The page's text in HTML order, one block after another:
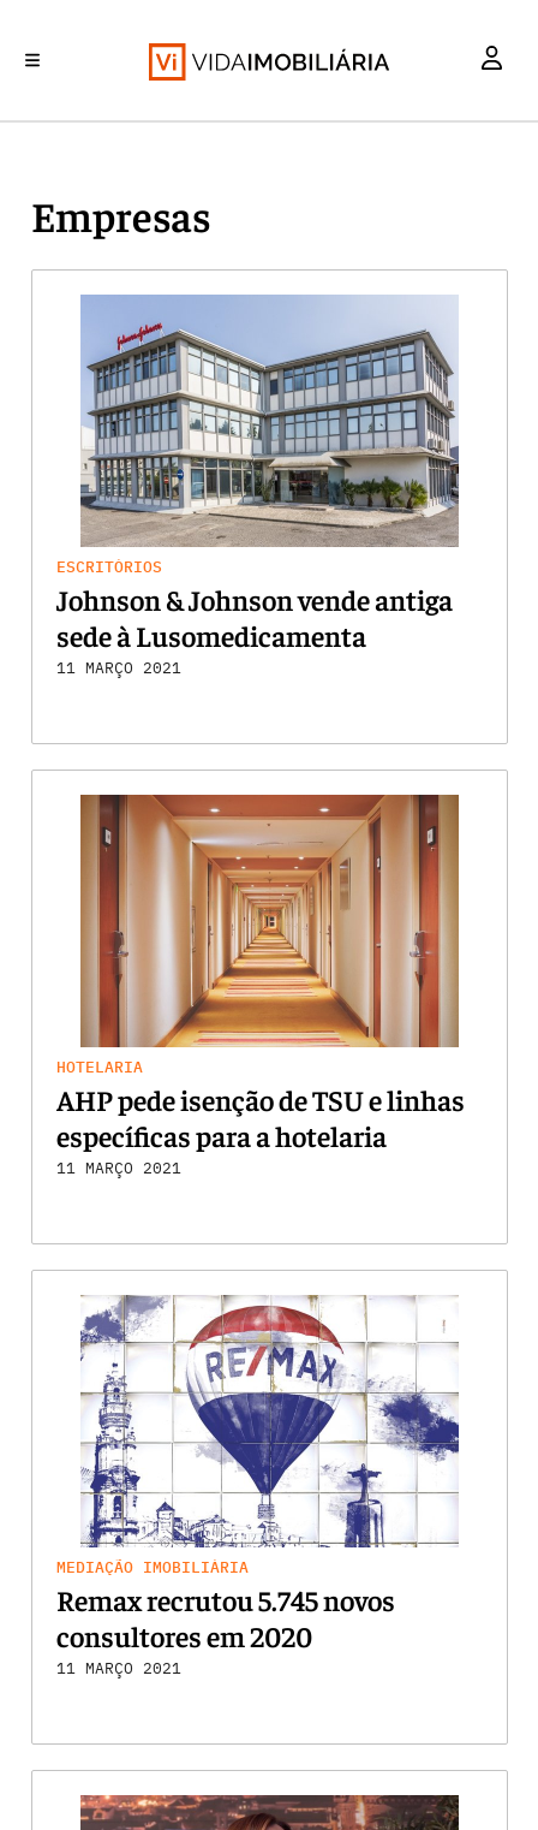
Empresas
ESCRITÓRIOS
Johnson & Johnson vende antiga
sede à Lusomedicamenta
11 MARÇO 2021
HOTELARIA
AHP pede isenção de TSU e linhas
específicas para a hotelaria
11 MARÇO 2021
MEDIAÇÃO IMOBILIÁRIA
Remax recrutou 5.745 novos
consultores em 2020
11 MARÇO 2021